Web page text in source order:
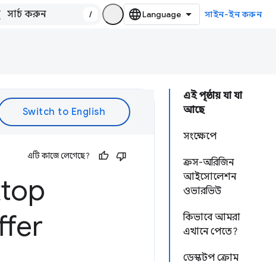
/ সাইন-ইন করুন
এই পৃষ্ঠায় যা যা
আছে
সংক্ষেপে
ক্রস-অরিজিন
আইসোলেশন
ওভারভিউ
কিভাবে আমরা
এখানে পেতে?
ডেস্কটপ ক্রোম
এটি কাজে লেগেছে?